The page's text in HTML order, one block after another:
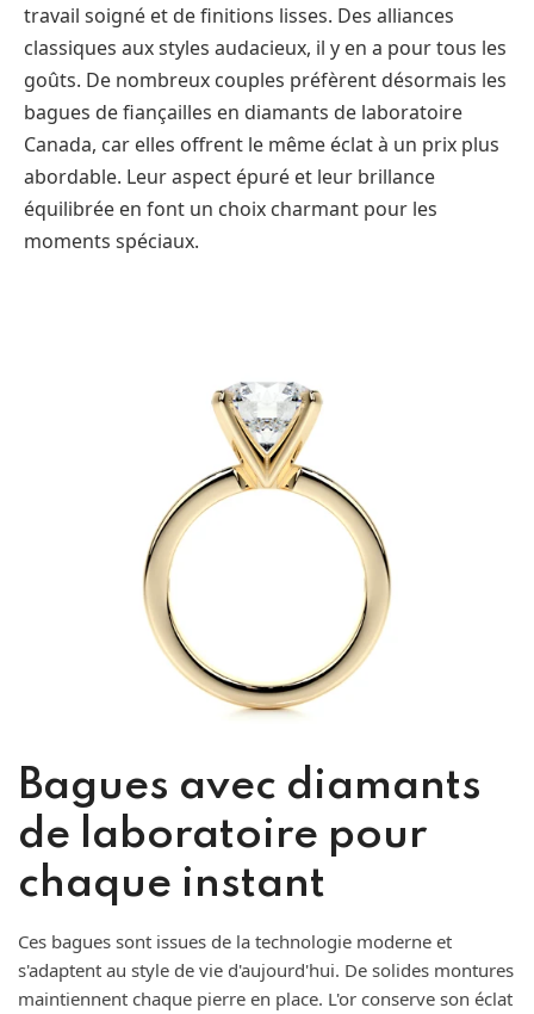
travail soigné et de finitions lisses. Des alliances
classiques aux styles audacieux, il y en a pour tous les
goûts. De nombreux couples préfèrent désormais les
bagues de fiançailles en diamants de laboratoire
Canada, car elles offrent le même éclat à un prix plus
abordable. Leur aspect épuré et leur brillance
équilibrée en font un choix charmant pour les
moments spéciaux.
Bagues avec diamants
de laboratoire pour
chaque instant
Ces bagues sont issues de la technologie moderne et
s'adaptent au style de vie d'aujourd'hui. De solides montures
maintiennent chaque pierre en place. L'or conserve son éclat